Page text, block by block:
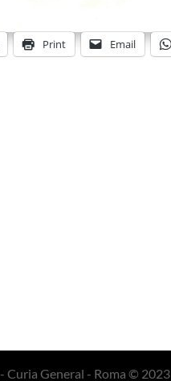
Print Email
- Curia General - Roma © 2023